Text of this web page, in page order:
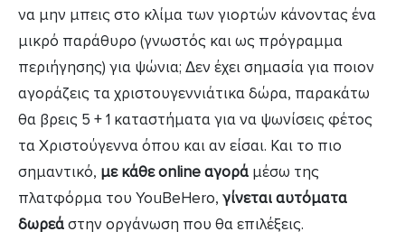
να μην μπεις στο κλίμα των γιορτών κάνοντας ένα
μικρό παράθυρο (γνωστός και ως πρόγραμμα
περιήγησης) για ψώνια; Δεν έχει σημασία για ποιον
αγοράζεις τα χριστουγεννιάτικα δώρα, παρακάτω
θα βρεις 5 + 1 καταστήματα για να ψωνίσεις φέτος
τα Χριστούγεννα όπου και αν είσαι. Και το πιο
σημαντικό, με κάθε οnline αγορά μέσω της
πλατφόρμα του YouBeHero, γίνεται αυτόματα
δωρεάστην οργάνωση που θα επιλέξεις.